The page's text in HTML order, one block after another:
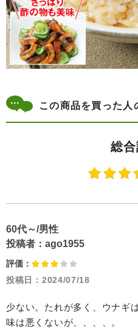
この商品を買った人
総
60代～/男性
投稿者： ago1955
評価：
投稿日： 2024/07/18
少ない。たれが多く、ウナギ
味は悪くないが、、、、。